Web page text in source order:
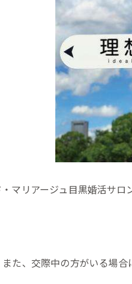
マリアージュ目黒婚活サロ
た、交際中の方がいる場